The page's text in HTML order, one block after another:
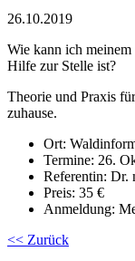
26.10.2019
Wie kann ich
Hilfe zur Stelle ist?
Theorie und Praxis
zuhause.
Ort:
Termine:
Referentin: Dr.
Preis: 35 €
Anmeldung:
<< Zurück